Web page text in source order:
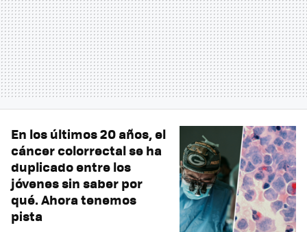
En los últimos 20 años, el
cáncer colorrectal se ha
duplicado entre los
jóvenes sin saber por
qué. Ahora tenemos
pista